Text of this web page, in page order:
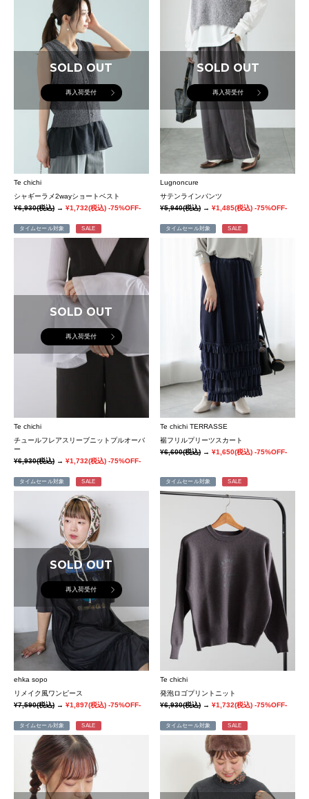
SOLD OUT
再入荷受付
Te chichi
シャギーラメ2wayショートベスト
¥6,930(税込) → ¥1,732(税込) -75%OFF-
SOLD OUT
再入荷受付
Lugnoncure
サテンラインパンツ
¥5,940(税込)→¥1,485(税込) -75%OFF-
タイムセール対象 SALE
SOLD OUT
再入荷受付
Te chichi
チュールフレアスリーブニットプルオーバ
ー
¥6,930(税込) → ¥1,732(税込) -75%OFF-
タイムセール対象 SALE
Te chichi TERRASSE
裾フリルプリーツスカート
¥6,600(税込)→¥1,650(税込) -75%OFF-
タイムセール対象 SALE
SOLD OUT
再入荷受付
ehka sopo
リメイク風ワンピース
¥7,590(税込) → ¥1,897(税込) -75%OFF-
タイムセール対象 SALE
Te chichi
発泡ロゴプリントニット
¥6,930(税込)→¥1,732(税込) -75%OFF-
タイムセール対象 SALE タイムセール対象 SALE